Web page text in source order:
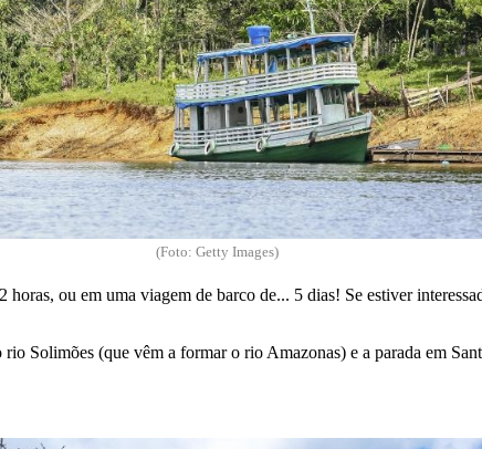
(Foto: Getty Images)
ou em uma viagem de barco de... 5 dias! Se estiver
Solimões (que vêm a formar o rio Amazonas) e a parada em